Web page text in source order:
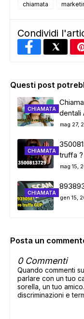
chiamata
Condividi
Questi post
CHIAMATA
dentali
mag 27,
CHIAMATA
truffa ?
mag 15,
CHIAMATA
gen 15,
Posta un
0 Commenti
Quando commenti
parlare con un tuo
sorella, un tuo
discriminazioni e